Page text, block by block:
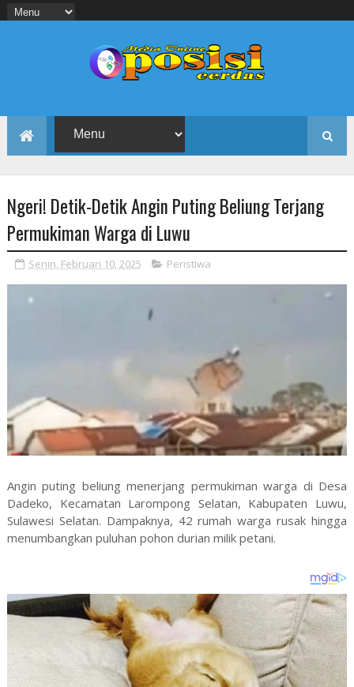
Ngeri! Detik-Detik Angin Puting Beliung Terjang
Permukiman Warga di Luwu
Senin, Februari 10, 2025 Peristiwa
Angin puting beliung menerjang permukiman warga di Desa
Dadeko, Kecamatan Larompong Selatan, Kabupaten Luwu,
Sulawesi Selatan. Dampaknya, 42 rumah warga rusak hingga
menumbangkan puluhan pohon durian milik petani.